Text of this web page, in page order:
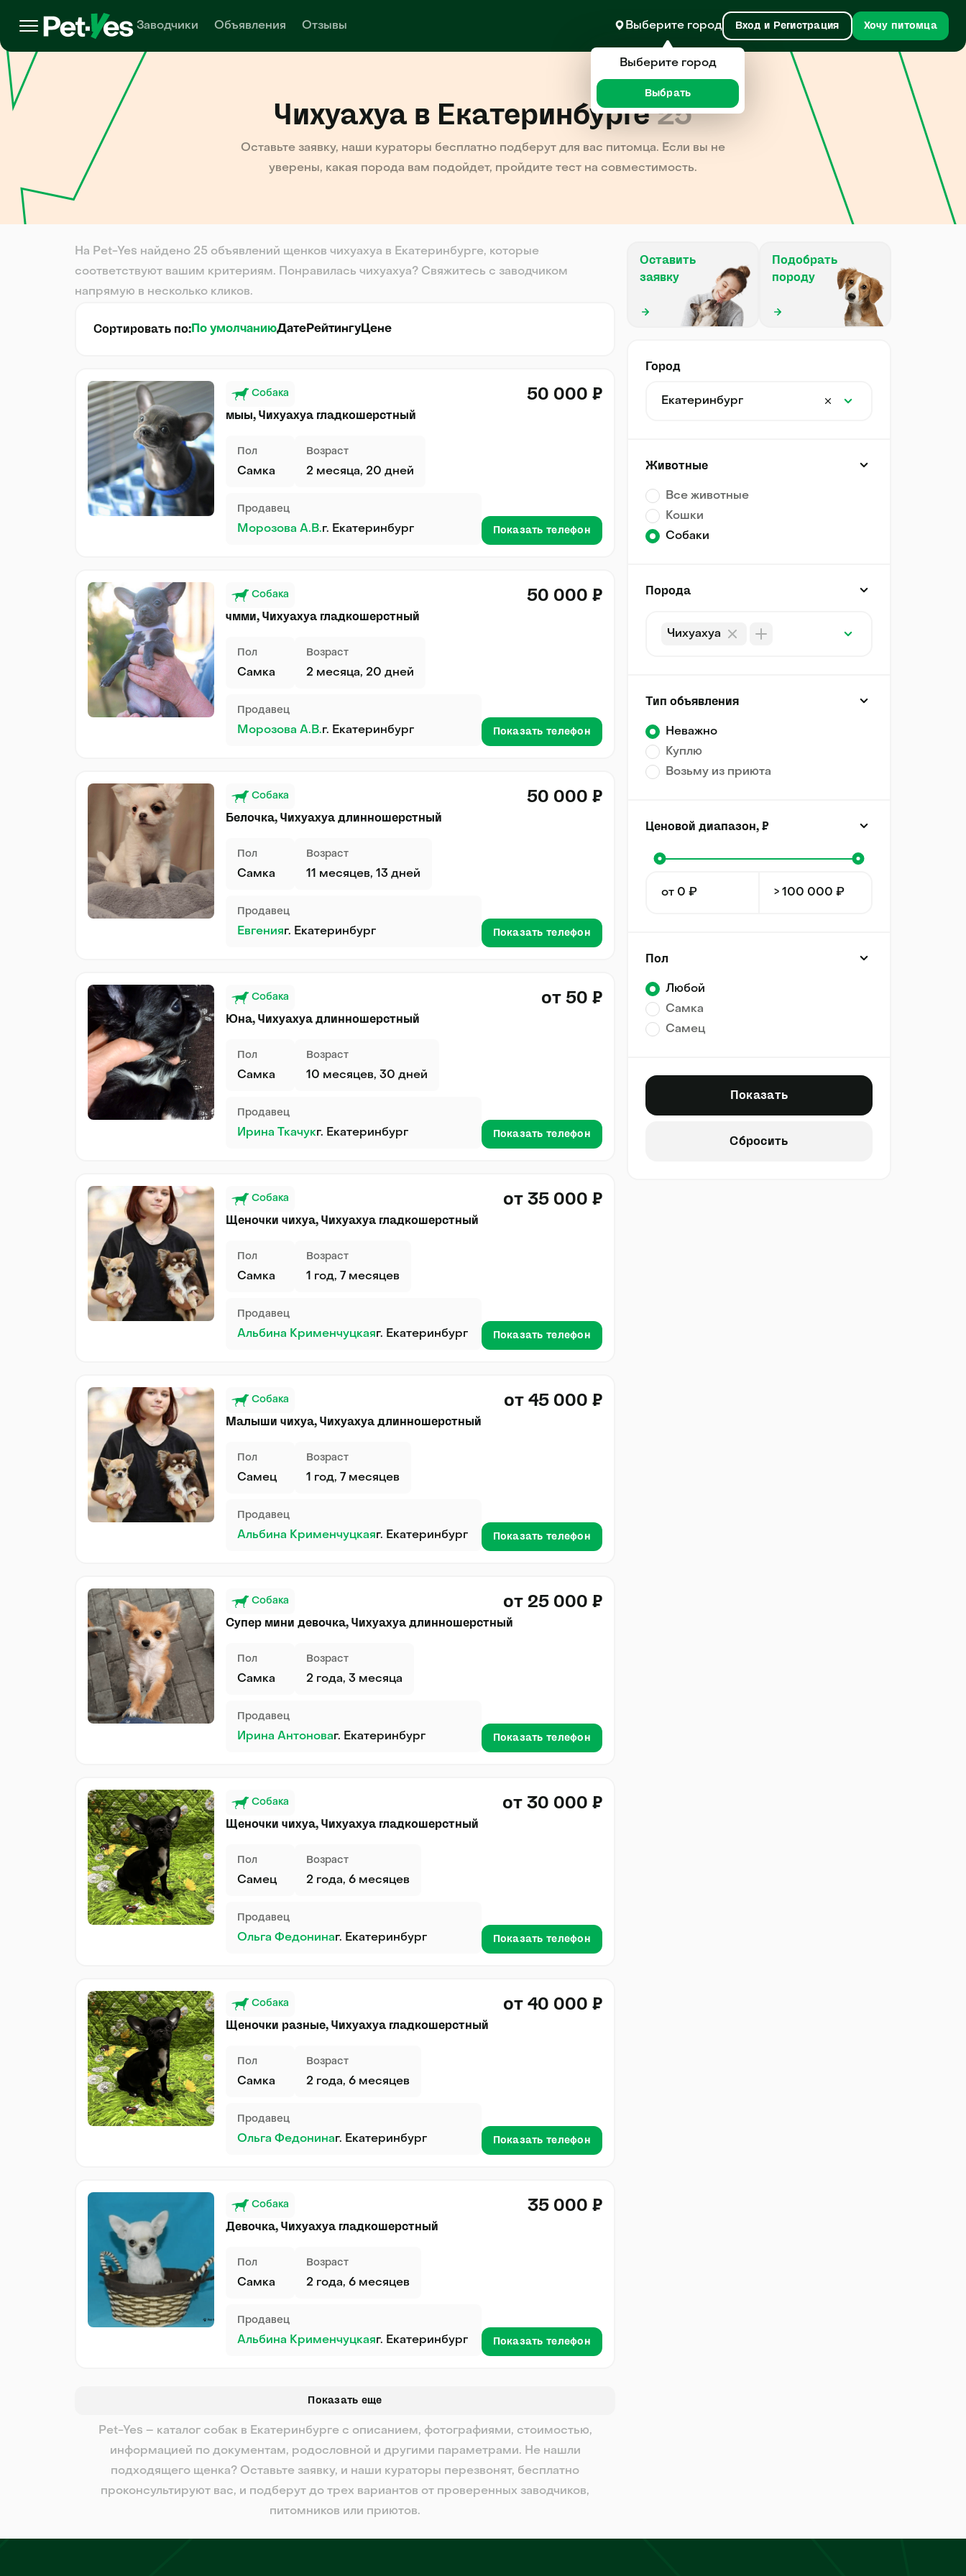
Заводчики Объявления Отзывы Выберите город Вход и Регистрация Хочу питомца
Чихуахуа в Екатеринбурге25
Оставьте заявку, наши кураторы бесплатно подберут для вас питомца. Если вы не
уверены, какая порода вам подойдет, пройдите тест на совместимость.
Сортировать по: По умолчаниюДатеРейтингуЦене
На Pet-Yes найдено 25 объявлений щенков чихуахуа в Екатеринбурге, которые
соответствуют вашим критериям. Понравилась чихуахуа? Свяжитесь с заводчиком
напрямую в несколько кликов.
Собака 50 000 ₽
мыы, Чихуахуа гладкошерстный
Пол
Самка
Возраст
2 месяца, 20 дней
Продавец
Морозова А.В.г. Екатеринбург Показать телефон
Собака 50 000 ₽
чмми, Чихуахуа гладкошерстный
Пол
Самка
Возраст
2 месяца, 20 дней
Продавец
Морозова А.В.г. Екатеринбург Показать телефон
Собака 50 000 ₽
Белочка, Чихуахуа длинношерстный
Пол
Самка
Возраст
11 месяцев, 13 дней
Продавец
Евгенияг. Екатеринбург Показать телефон
Собака от 50 ₽
Юна, Чихуахуа длинношерстный
Пол
Самка
Возраст
10 месяцев, 30 дней
Продавец
Ирина Ткачукг. Екатеринбург Показать телефон
Собака от 35 000 ₽
Щеночки чихуа, Чихуахуа гладкошерстный
Пол
Самка
Возраст
1 год, 7 месяцев
Продавец
Альбина Крименчуцкаяг. Екатеринбург Показать телефон
Собака от 45 000 ₽
Малыши чихуа, Чихуахуа длинношерстный
Пол
Самец
Возраст
1 год, 7 месяцев
Продавец
Альбина Крименчуцкаяг. Екатеринбург Показать телефон
Собака от 25 000 ₽
Супер мини девочка, Чихуахуа длинношерстный
Пол
Самка
Возраст
2 года, 3 месяца
Продавец
Ирина Антоноваг. Екатеринбург Показать телефон
Собака от 30 000 ₽
Щеночки чихуа, Чихуахуа гладкошерстный
Пол
Самец
Возраст
2 года, 6 месяцев
Продавец
Ольга Федонинаг. Екатеринбург Показать телефон
Собака от 40 000 ₽
Щеночки разные, Чихуахуа гладкошерстный
Пол
Самка
Возраст
2 года, 6 месяцев
Продавец
Ольга Федонинаг. Екатеринбург Показать телефон
Собака 35 000 ₽
Девочка, Чихуахуа гладкошерстный
Пол
Самка
Возраст
2 года, 6 месяцев
Продавец
Альбина Крименчуцкаяг. Екатеринбург Показать телефон
Показать еще
Pet-Yes – каталог собак в Екатеринбурге с описанием, фотографиями, стоимостью,
информацией по документам, родословной и другими параметрами. Не нашли
подходящего щенка? Оставьте заявку, и наши кураторы перезвонят, бесплатно
проконсультируют вас, и подберут до трех вариантов от проверенных заводчиков,
питомников или приютов.
Оставить
заявку
Подобрать
породу
Город
Екатеринбург
Животные
Все животные
Кошки
Собаки
Порода
Чихуахуа
Тип объявления
Неважно
Куплю
Возьму из приюта
Ценовой диапазон, ₽
Пол
Любой
Самка
Самец
Показать
Сбросить
Выберите город
Выбрать